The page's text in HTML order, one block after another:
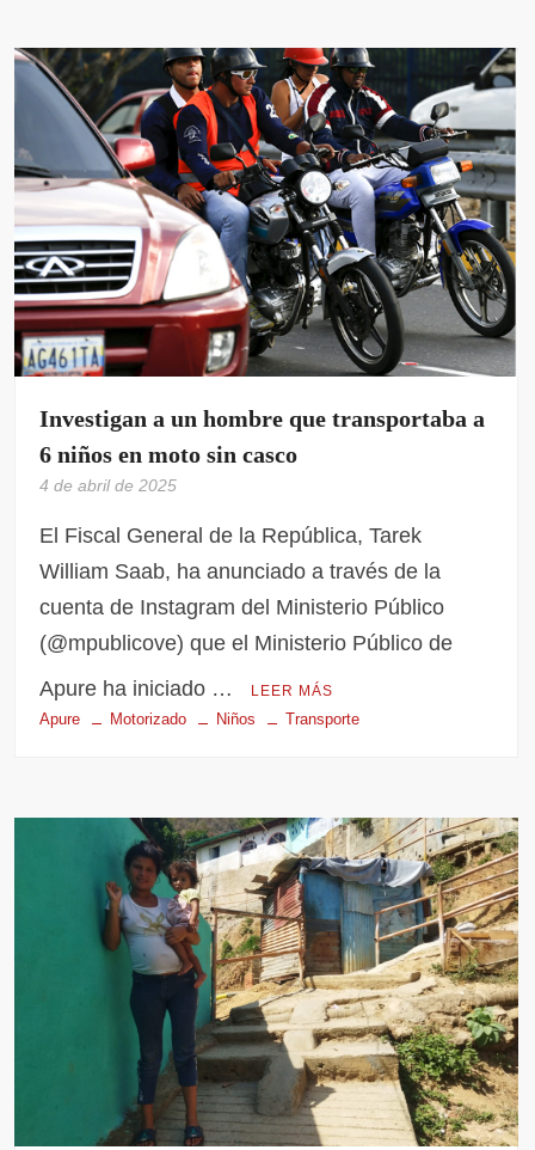
Investigan a un hombre que transportaba a
6 niños en moto sin casco
4 de abril de 2025
El Fiscal General de la República, Tarek
William Saab, ha anunciado a través de la
cuenta de Instagram del Ministerio Público
(@mpublicove) que el Ministerio Público de
Apure ha iniciado …
LEER MÁS
Apure Motorizado Niños Transporte